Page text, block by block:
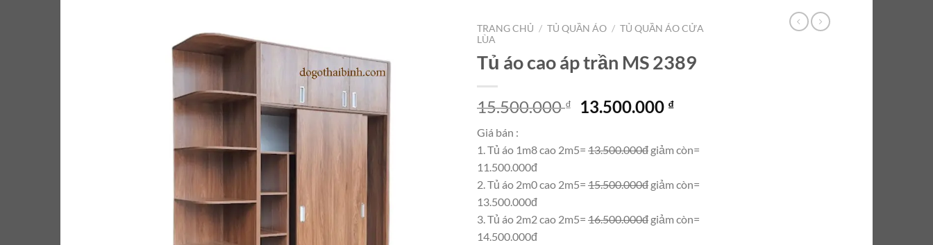
TRANG CHỦ / TỦ QUẦN ÁO / TỦ QUẦN ÁO CỬA
LÙA
Tủ áo cao áp trần MS 2389
15.500.000₫
Giá
15.500.000 ₫.
13.500.000 ₫Giá
là:
Giá bán :
1. Tủ áo 1m8 cao 2m5= 13.500.000đ giảm còn=
11.500.000đ
2. Tủ áo 2m0 cao 2m5= 15.500.000đ giảm còn=
13.500.000đ
3. Tủ áo 2m2 cao 2m5= 16.500.000đ giảm còn=
14.500.000đ